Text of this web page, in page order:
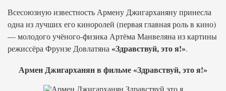
Всесоюзную известность Армену Джигарханяну принесла
одна из лучших его киноролей (первая главная роль в кино)
— молодого учёного-физика Артёма Манвеляна из картины
режиссёра Фрунзе Довлатяна «Здравствуй, это я!».
Армен Джигарханян в фильме «Здравствуй, это я!»